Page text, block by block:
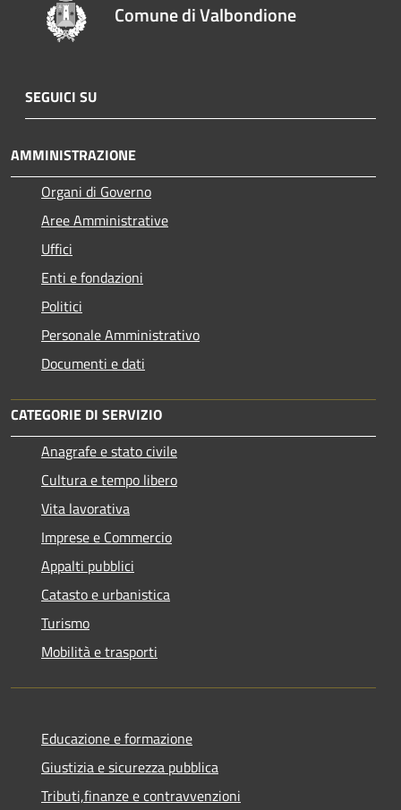
Comune di Valbondione
SEGUICI SU
AMMINISTRAZIONE
Organi di Governo
Aree Amministrative
Uffici
Enti e fondazioni
Politici
Personale Amministrativo
Documenti e dati
CATEGORIE DI SERVIZIO
Anagrafe e stato civile
Cultura e tempo libero
Vita lavorativa
Imprese e Commercio
Appalti pubblici
Catasto e urbanistica
Turismo
Mobilità e trasporti
Educazione e formazione
Giustizia e sicurezza pubblica
Tributi,finanze e contravvenzioni